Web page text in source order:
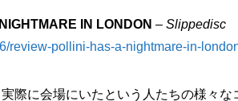
IN LONDON – Slippedisc
review-pollini-has-a-nightmare-in-
際に会場にいたという人たちの様々